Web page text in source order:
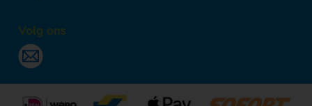
Volg ons